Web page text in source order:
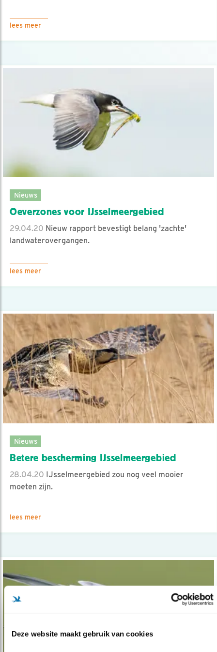
Deze website maakt gebruik van cookies
lees meer
Nieuws
Oeverzones voor IJsselmeergebied
29.04.20 Nieuw rapport bevestigt belang 'zachte'
landwaterovergangen.
lees meer
Nieuws
Betere bescherming IJsselmeergebied
28.04.20 IJsselmeergebied zou nog veel mooier
moeten zijn.
lees meer